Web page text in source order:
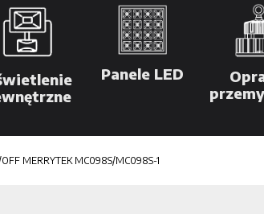
Panele LED
MERRYTEK MC098S/MC098S-1